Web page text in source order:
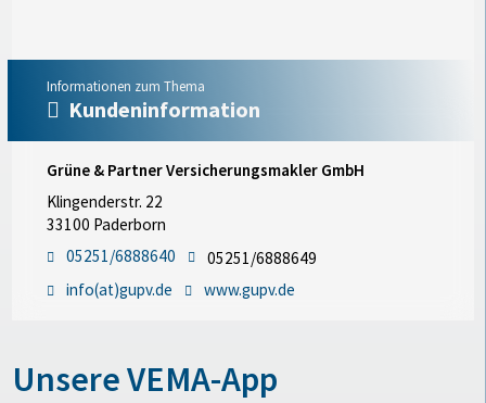
Informationen zum Thema
Kundeninformation
Grüne & Partner Versicherungsmakler GmbH
Klingenderstr. 22
33100 Paderborn
05251/6888640
05251/6888649
info(at)gupv.de
www.gupv.de
Unsere VEMA-App